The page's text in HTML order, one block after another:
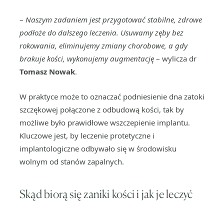
– Naszym zadaniem jest przygotować stabilne, zdrowe
podłoże do dalszego leczenia. Usuwamy zęby bez
rokowania, eliminujemy zmiany chorobowe, a gdy
brakuje kości, wykonujemy augmentację – wylicza dr
Tomasz Nowak.
W praktyce może to oznaczać podniesienie dna zatoki
szczękowej połączone z odbudową kości, tak by
możliwe było prawidłowe wszczepienie implantu.
Kluczowe jest, by leczenie protetyczne i
implantologiczne odbywało się w środowisku
wolnym od stanów zapalnych.
Skąd biorą się zaniki kości i jak je leczyć